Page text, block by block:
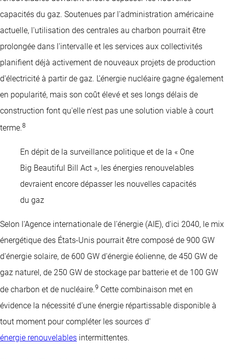
capacités du gaz. Soutenues par l'administration américaine
actuelle, l'utilisation des centrales au charbon pourrait être
prolongée dans l'intervalle et les services aux collectivités
planifient déjà activement de nouveaux projets de production
d'électricité à partir de gaz. L'énergie nucléaire gagne également
en popularité, mais son coût élevé et ses longs délais de
construction font qu'elle n'est pas une solution viable à court
terme.8
En dépit de la surveillance politique et de la « One
Big Beautiful Bill Act », les énergies renouvelables
devraient encore dépasser les nouvelles capacités
du gaz
Selon l'Agence internationale de l'énergie (AIE), d'ici 2040, le mix
énergétique des États-Unis pourrait être composé de 900 GW
d'énergie solaire, de 600 GW d'énergie éolienne, de 450 GW de
gaz naturel, de 250 GW de stockage par batterie et de 100 GW
de charbon et de nucléaire.9 Cette combinaison met en
évidence la nécessité d'une énergie répartissable disponible à
tout moment pour compléter les sources d'
énergie renouvelables intermittentes.